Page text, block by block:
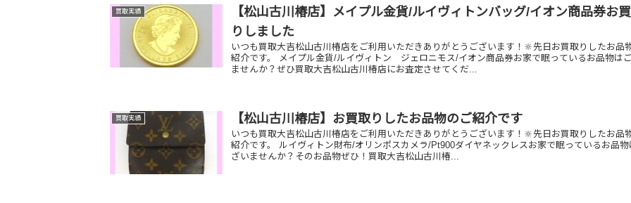
買取実績
【松山古川椿店】メイプル金貨/ルイヴィトンバッグ/イオン商品券お
りしました
いつも買取大吉松山古川椿店をご利用いただきありがとうございます！🔆先日お買取りしたお品
紹介です。 メイプル金貨/ルイヴィトン ジェロニモス/イオン商品券お家で眠っているお品物は
ませんか？ぜひ買取大吉松山古川椿店にお査定させてくだ...
買取実績 【松山古川椿店】お買取りしたお品物のご紹介です
いつも買取大吉松山古川椿店をご利用いただきありがとうございます！🔆先日お買取りしたお品
紹介です。 ルイヴィトン財布/オリンポスカメラ/Pt900ダイヤネックレスお家で眠っているお品物
ざいませんか？そのお品物ぜひ！買取大吉松山古川椿...